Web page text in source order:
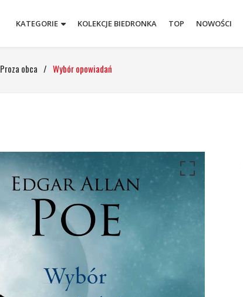
KATEGORIE KOLEKCJE BIEDRONKA TOP NOWOŚCI
Proza obca / Wybór opowiadań